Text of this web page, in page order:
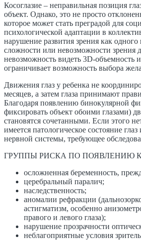
Косоглазие – неправильная позиция
объект. Однако, это не просто
которое может стать преградой для
психологической адаптации в
нарушение развития зрения как одного
сложности или невозможности зрения
невозможность видеть 3D-объемность
ограничивает возможность выбора
Движения глаз у ребенка не
месяцев, а затем глаза принимают
Благодаря появлению бинокулярной
фиксировать объект обоими глазами)
становятся сочетанными. Если этого
имеется патологическое состояние
нервной системы, требующее
ГРУППЫ РИСКА ПО ПОЯВЛЕНИЮ
осложненная беременность,
церебральный паралич;
наследственность;
аномалии рефракции
астигматизм, особенно
правого и левого глаза);
нарушение прозрачности
неблагоприятные условия